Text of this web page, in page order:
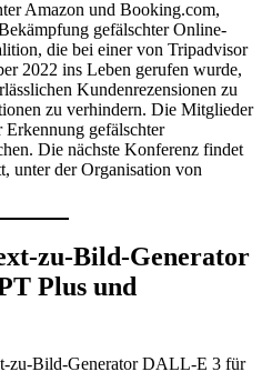
Amazon und Booking.com,
gefälschter Online-
die bei einer von Tripadvisor
2022 ins Leben gerufen wurde,
Kundenrezensionen zu
zu verhindern. Die Mitglieder
Erkennung gefälschter
Die nächste Konferenz findet
unter der Organisation von
zu-Bild-Generator
Plus und
zu-Bild-Generator DALL-E 3 für